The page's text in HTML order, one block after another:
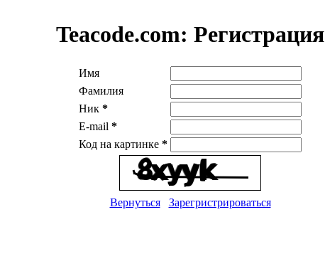
Teacode.com: Регистрация
Имя
Фамилия
Ник *
E-mail *
Код на картинке *
Вернуться Зарегристрироваться